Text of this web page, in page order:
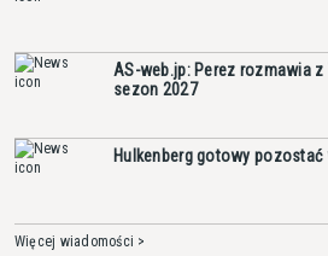
AS-web.jp: Perez rozmawia
sezon 2027
Hulkenberg gotowy
Więcej wiadomości >